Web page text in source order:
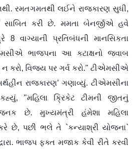
રમતગમતથી લઈને રાજકારણ સુધી,
સાબિત કરી છે. મમતા બેનર્જીએ હવે
વાગ્યાની પ્રતિબંધની માનસિકતા
ભાજપના આ કટાક્ષનો જવાબ
કરો, વિજય પર ગર્વ કરો." ટીએમસીએ
રાજકારણ’ ગણાવ્યું. ટીએમસીના
કહ્યું, "મહિલા ક્રિકેટ ટીમની જીતનું
છે. મુખ્યમંત્રી હંમેશા મહિલા
છે, પછી ભલે તે `કન્યાશ્રી યોજના`
ભાજપ ફક્ત મજાક કેવી રીતે કરવી